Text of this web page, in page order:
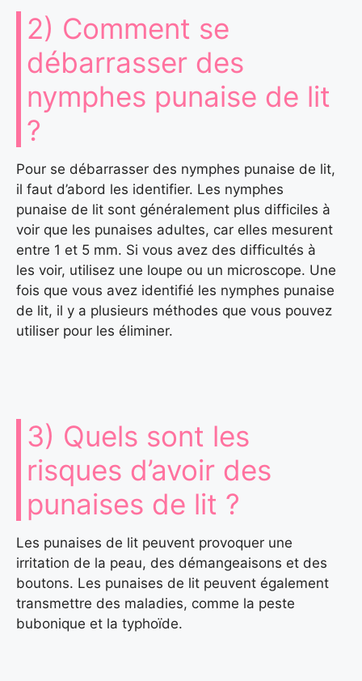
2) Comment se
débarrasser des
nymphes punaise de lit
?
Pour se débarrasser des nymphes punaise de lit,
il faut d’abord les identifier. Les nymphes
punaise de lit sont généralement plus difficiles à
voir que les punaises adultes, car elles mesurent
entre 1 et 5 mm. Si vous avez des difficultés à
les voir, utilisez une loupe ou un microscope. Une
fois que vous avez identifié les nymphes punaise
de lit, il y a plusieurs méthodes que vous pouvez
utiliser pour les éliminer.
3) Quels sont les
risques d’avoir des
punaises de lit ?
Les punaises de lit peuvent provoquer une
irritation de la peau, des démangeaisons et des
boutons. Les punaises de lit peuvent également
transmettre des maladies, comme la peste
bubonique et la typhoïde.